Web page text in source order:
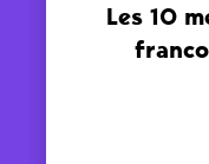
Les 10